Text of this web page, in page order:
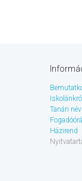
Iskolánkról
Tanári
Házirend